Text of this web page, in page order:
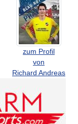
zum Profil
von
Richard Andreas